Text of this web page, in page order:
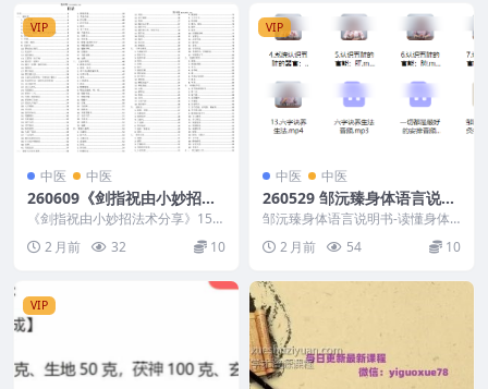
VIP
中医 中医
260609《剑指祝由小妙招法
术分享》158页电子版Y
《剑指祝由小妙招法术分享》158
页电子版Y 260609 以下内容为整
理的相关资...
2 月前 32 10
VIP
中医 中医
260529 邹沅臻身体语言说明
书-读懂身体
邹沅臻身体语言说明书-读懂身体 2
60529 260529 邹沅臻身体语言说
明书...2 月前 54 10
VIP